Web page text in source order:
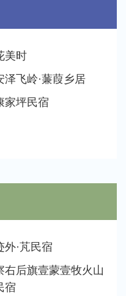
美时
泽飞岭·蒹葭乡居
家坪民宿
外·芃民宿
右后旗壹蒙壹牧火山
宿